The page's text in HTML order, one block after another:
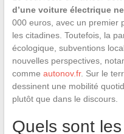
d’une voiture électrique
000 euros, avec un premier
les citadines. Toutefois, la
écologique, subventions
nouvelles perspectives,
comme autonov.fr. Sur le
dessinent une mobilité
plutôt que dans le discours.
Quels sont